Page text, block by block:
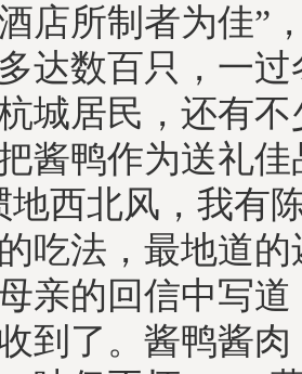
店所制者为佳”
达数百只，一
城居民，还有
酱鸭作为送礼
地西北风，我有
吃法，最地道
亲的回信中写
到了。酱鸭酱